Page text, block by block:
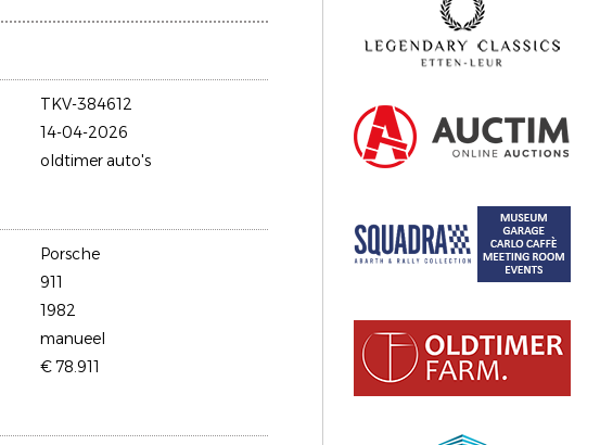
TKV-384612
14-04-2026
oldtimer auto's
Porsche
911
1982
manueel
€ 78.911